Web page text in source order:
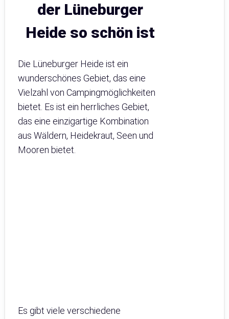
der Lüneburger
Heide so schön ist
Die Lüneburger Heide ist ein
wunderschönes Gebiet, das eine
Vielzahl von Campingmöglichkeiten
bietet. Es ist ein herrliches Gebiet,
das eine einzigartige Kombination
aus Wäldern, Heidekraut, Seen und
Mooren bietet.
Es gibt viele verschiedene